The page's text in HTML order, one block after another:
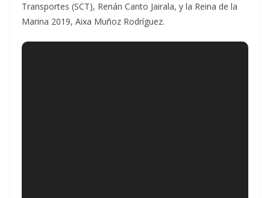
Transportes (SCT), Renán Canto Jairala, y la Reina de la
Marina 2019, Aixa Muñoz Rodríguez.